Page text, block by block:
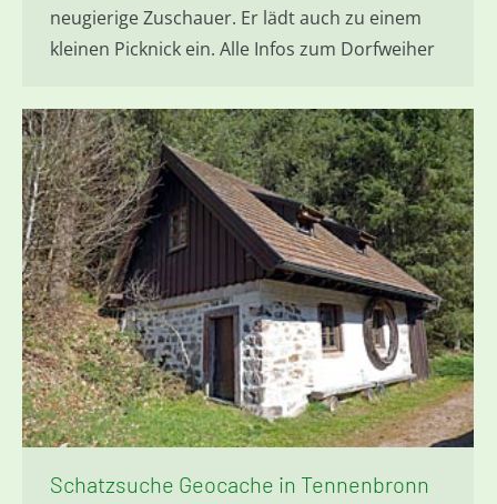
neugierige Zuschauer. Er lädt auch zu einem
kleinen Picknick ein. Alle Infos zum Dorfweiher
Schatzsuche Geocache in Tennenbronn